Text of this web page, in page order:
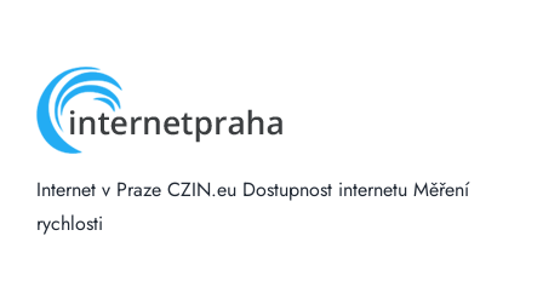
Internet v Praze CZIN.eu Dostupnost internetu Měření
rychlosti